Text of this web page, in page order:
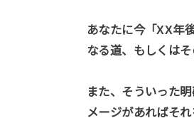
あなたに今「XX年
なる道、もしくは
また、そういった
メージがあればそ